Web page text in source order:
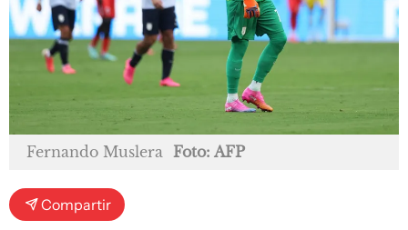
Fernando Muslera Foto: AFP
Compartir